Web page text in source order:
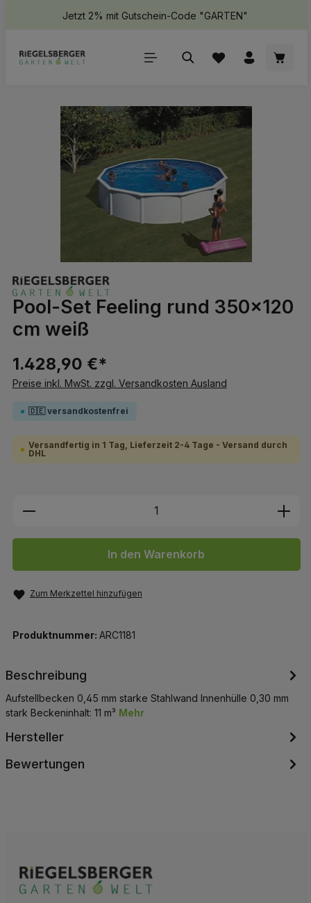
springenJetzt 2% mit Gutschein-Code "GARTEN"
Bildergalerie überspringen
Pool-Set Feeling rund 350x120
cm weiß
1.428,90 €*
Preise inkl. MwSt. zzgl. Versandkosten Ausland
🇩🇪 versandkostenfrei
Versandfertig in 1 Tag, Lieferzeit 2-4 Tage - Versand durch
DHL
Produkt Anzahl: Gib den
In den Warenkorb
Zum Merkzettel hinzufügen
Produktnummer: ARC1181
Beschreibung
Aufstellbecken 0,45 mm starke Stahlwand Innenhülle 0,30 mm
stark Beckeninhalt: 11 m³ Mehr
Hersteller
Bewertungen